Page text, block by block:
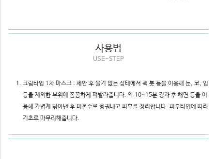
사용법
USE-STEP
크림타입 1차 마스크 : 세안 후 물기 없는 상태에서 팩 붓 등을 이용해 눈, 코, 입
등을 제외한 부위에 꼼꼼하게 펴발라줍니다. 약 10~15분 경과 후 해면 등을 이
용해 가볍게 닦아낸 후 미온수로 헹궈내고 피부를 정리합니다. 피부타입에 따라
기초로 마무리해줍니다.